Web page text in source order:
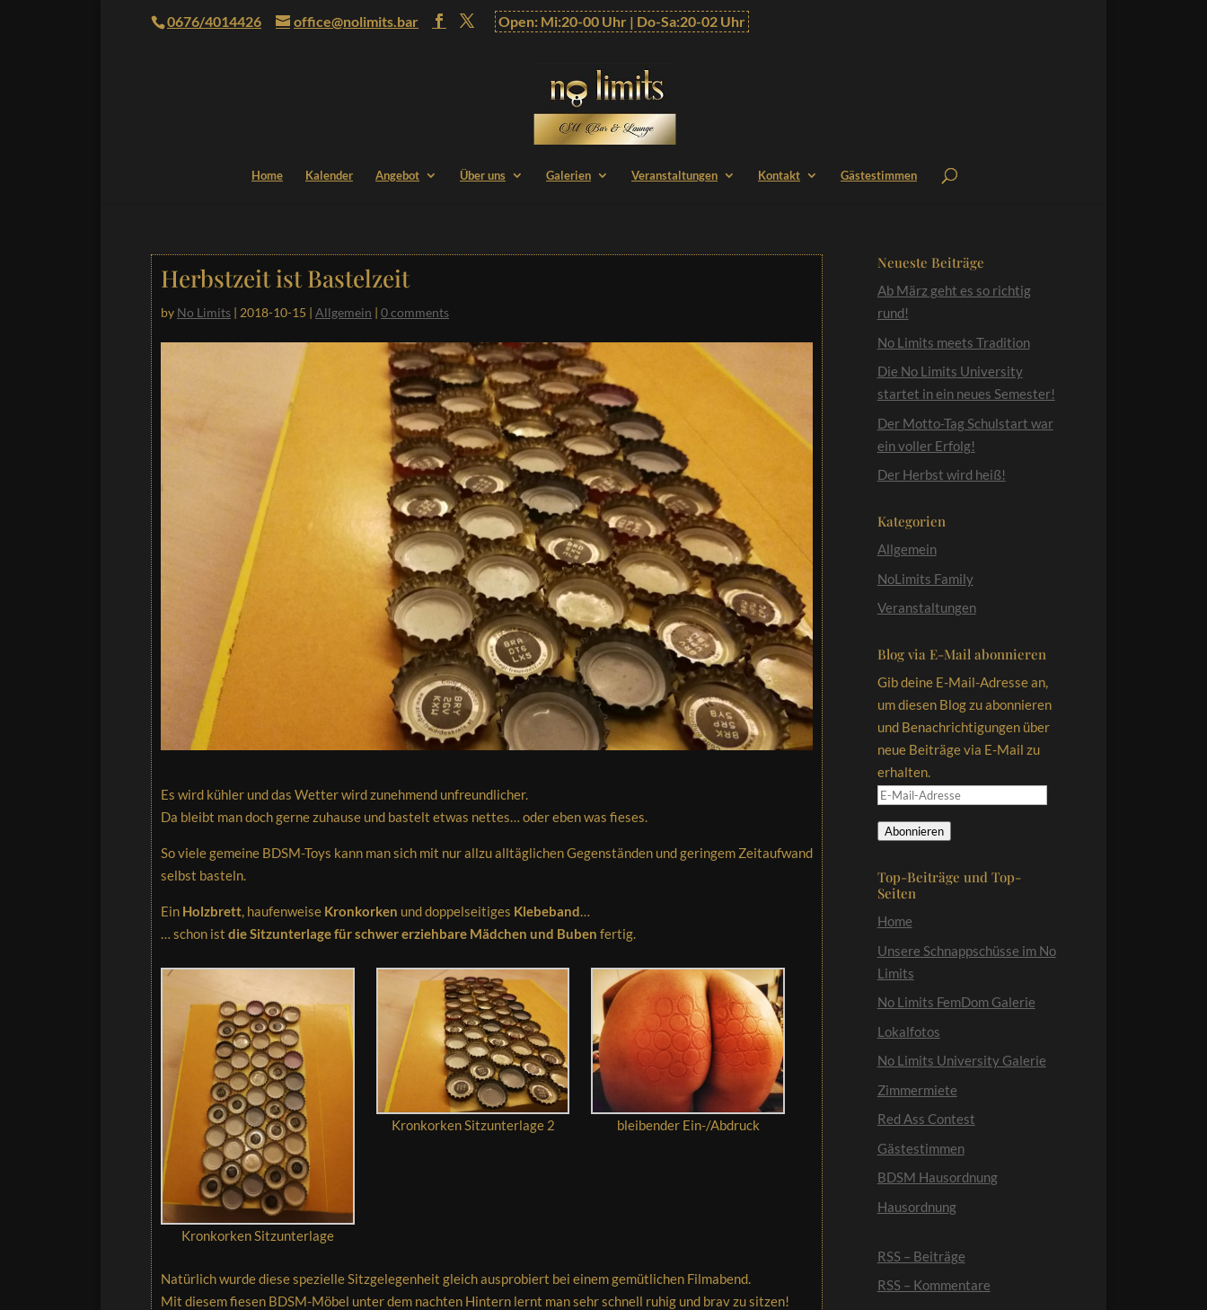
0676/4014426 office@nolimits.bar Open: Mi:20-00 Uhr | Do-Sa:20-02 Uhr
Home Kalender Angebot Über uns Galerien Veranstaltungen Kontakt Gästestimmen
Herbstzeit ist Bastelzeit
by No Limits | 2018-10-15 | Allgemein | 0 comments
Es wird kühler und das Wetter wird zunehmend unfreundlicher.
Da bleibt man doch gerne zuhause und bastelt etwas nettes… oder eben was fieses.
So viele gemeine BDSM-Toys kann man sich mit nur allzu alltäglichen Gegenständen und geringem Zeitaufwand
selbst basteln.
Ein Holzbrett, haufenweise Kronkorken und doppelseitiges Klebeband…
… schon ist die Sitzunterlage für schwer erziehbare Mädchen und Buben fertig.
Kronkorken Sitzunterlage
Kronkorken Sitzunterlage 2 bleibender Ein-/Abdruck
Natürlich wurde diese spezielle Sitzgelegenheit gleich ausprobiert bei einem gemütlichen Filmabend.
Mit diesem fiesen BDSM-Möbel unter dem nachten Hintern lernt man sehr schnell ruhig und brav zu sitzen!
Neueste Beiträge
Ab März geht es so richtig
rund!
No Limits meets Tradition
Die No Limits University
startet in ein neues Semester!
Der Motto-Tag Schulstart war
ein voller Erfolg!
Der Herbst wird heiß!
Kategorien
Allgemein
NoLimits Family
Veranstaltungen
Blog via E-Mail abonnieren
Gib deine E-Mail-Adresse an,
um diesen Blog zu abonnieren
und Benachrichtigungen über
neue Beiträge via E-Mail zu
erhalten.
E-
Adresse
Abonnieren
Top-Beiträge und Top-
Seiten
Home
Unsere Schnappschüsse im No
Limits
No Limits FemDom Galerie
Lokalfotos
No Limits University Galerie
Zimmermiete
Red Ass Contest
Gästestimmen
BDSM Hausordnung
Hausordnung
RSS – Beiträge
RSS – Kommentare